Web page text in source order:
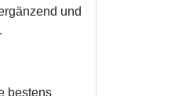
und
bestens